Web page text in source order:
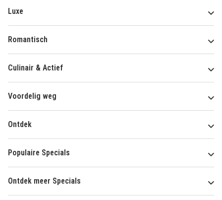
Luxe
Romantisch
Culinair & Actief
Voordelig weg
Ontdek
Populaire Specials
Ontdek meer Specials